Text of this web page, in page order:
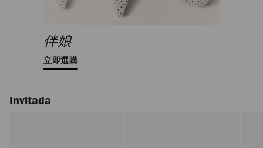
伴娘
立即選購
Invitada